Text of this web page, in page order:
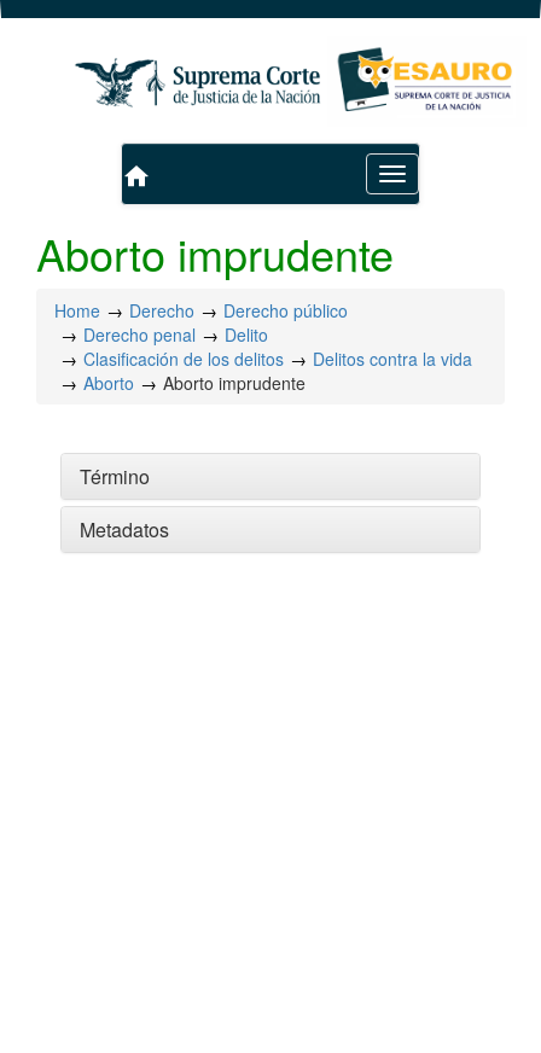
Toggle
navigation
home
Aborto imprudente
Home Derecho
Derecho público
Derecho penal
Delito
Clasificación de los delitos
Delitos contra la vida
Aborto
Aborto imprudente
Término
Metadatos